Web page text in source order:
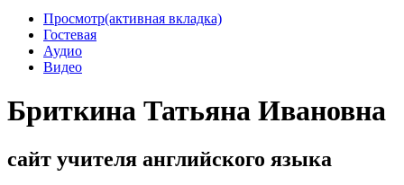
Просмотр(активная вкладка)
Гостевая
Аудио
Видео
Бриткина Татьяна Ивановна
сайт учителя английского языка